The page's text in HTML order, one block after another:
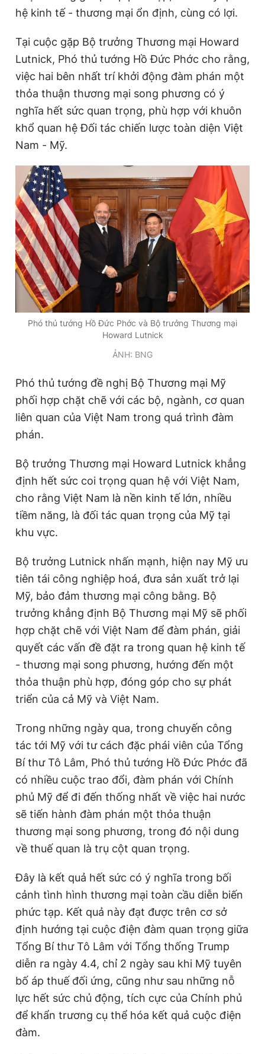
hệ kinh tế - thương mại ổn định, cùng có lợi.
Tại cuộc gặp Bộ trưởng Thương mại Howard
Lutnick, Phó thủ tướng Hồ Đức Phớc cho rằng,
việc hai bên nhất trí khởi động đàm phán một
thỏa thuận thương mại song phương có ý
nghĩa hết sức quan trọng, phù hợp với khuôn
khổ quan hệ Đối tác chiến lược toàn diện Việt
Nam - Mỹ.
Phó thủ tướng Hồ Đức Phớc và Bộ trưởng Thương mại
Howard Lutnick
ẢNH: BNG
Phó thủ tướng đề nghị Bộ Thương mại Mỹ
phối hợp chặt chẽ với các bộ, ngành, cơ quan
liên quan của Việt Nam trong quá trình đàm
phán.
Bộ trưởng Thương mại Howard Lutnick khẳng
định hết sức coi trọng quan hệ với Việt Nam,
cho rằng Việt Nam là nền kinh tế lớn, nhiều
tiềm năng, là đối tác quan trọng của Mỹ tại
khu vực.
Bộ trưởng Lutnick nhấn mạnh, hiện nay Mỹ ưu
tiên tái công nghiệp hoá, đưa sản xuất trở lại
Mỹ, bảo đảm thương mại công bằng. Bộ
trưởng khẳng định Bộ Thương mại Mỹ sẽ phối
hợp chặt chẽ với Việt Nam để đàm phán, giải
quyết các vấn đề đặt ra trong quan hệ kinh tế
- thương mại song phương, hướng đến một
thỏa thuận phù hợp, đóng góp cho sự phát
triển của cả Mỹ và Việt Nam.
Trong những ngày qua, trong chuyến công
tác tới Mỹ với tư cách đặc phái viên của Tổng
Bí thư Tô Lâm, Phó thủ tướng Hồ Đức Phớc đã
có nhiều cuộc trao đổi, đàm phán với Chính
phủ Mỹ để đi đến thống nhất về việc hai nước
sẽ tiến hành đàm phán một thỏa thuận
thương mại song phương, trong đó nội dung
về thuế quan là trụ cột quan trọng.
Đây là kết quả hết sức có ý nghĩa trong bối
cảnh tình hình thương mại toàn cầu diễn biến
phức tạp. Kết quả này đạt được trên cơ sở
định hướng tại cuộc điện đàm quan trọng giữa
Tổng Bí thư Tô Lâm với Tổng thống Trump
diễn ra ngày 4.4, chỉ 2 ngày sau khi Mỹ tuyên
bố áp thuế đối ứng, cũng như sau những nỗ
lực hết sức chủ động, tích cực của Chính phủ
để khẩn trương cụ thể hóa kết quả cuộc điện
đàm.